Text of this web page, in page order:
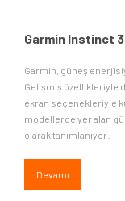
Garmin Instinct
Garmin, güneş
Gelişmiş özellikleriyle
ekran seçenekleriyle
modellerde yer alan
olarak tanımlanıyor.
Devamı